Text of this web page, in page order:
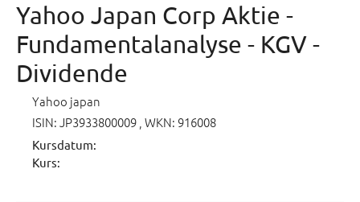
Yahoo Japan Corp Aktie -
Fundamentalanalyse - KGV -
Dividende
Yahoo japan
ISIN: JP3933800009 , WKN: 916008
Kursdatum:
Kurs: